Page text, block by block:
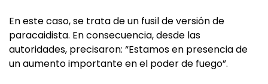
En este caso, se trata de un fusil de versión de
paracaidista. En consecuencia, desde las
autoridades, precisaron: “Estamos en presencia de
un aumento importante en el poder de fuego”.